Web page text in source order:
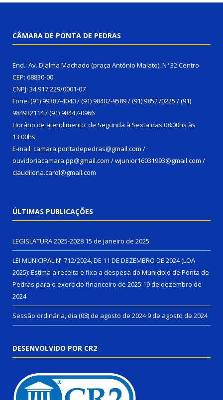
CÂMARA DE PONTA DE PEDRAS
End.: Av. Djalma Machado (praça Antônio Malato), Nº 32 Centro
CEP: 68830-00
CNPJ: 34.917.229/0001-07
Fone: (91) 99387-4040 / (91) 98402-9589 / (91) 985270225 / (91)
984932114 / (91) 98447-0966
Horário de atendimento: de Segunda à Sexta das 08:00hs às
13:00hs
E-mail: camara.pontadepedras@gmail.com /
ouvidoriacamara.pp@gmail.com / wjunior16031993@gmail.com /
claudilena.carol@gmail.com
ÚLTIMAS PUBLICAÇÕES
LEGISLATURA 2025-2028 15 de janeiro de 2025
LEI MUNICIPAL Nº 712/2024, DE 11 DE DEZEMBRO DE 2024 (LOA
2025): Estima a receita e fixa a despesa do Município de Ponta de
Pedras para o exercício financeiro de 2025 19 de dezembro de
2024
Sessão ordinária, dia (08) de agosto de 20249 de agosto de 2024
DESENVOLVIDO POR CR2